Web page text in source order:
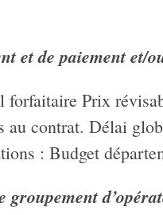
et de paiement et/
Prix
au contrat. Délai
: Budget